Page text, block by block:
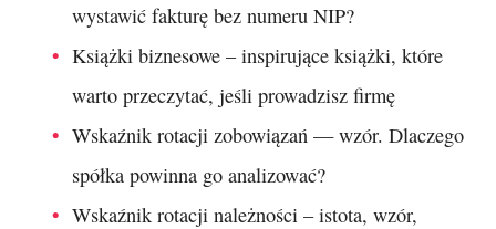
wystawić fakturę bez numeru NIP?
Książki biznesowe – inspirujące książki, które
warto przeczytać, jeśli prowadzisz firmę
Wskaźnik rotacji zobowiązań — wzór. Dlaczego
spółka powinna go analizować?
Wskaźnik rotacji należności – istota, wzór,